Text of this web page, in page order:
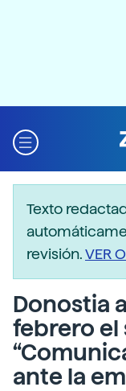
Texto
revisión.VER
Donostia
febrero el
ante la